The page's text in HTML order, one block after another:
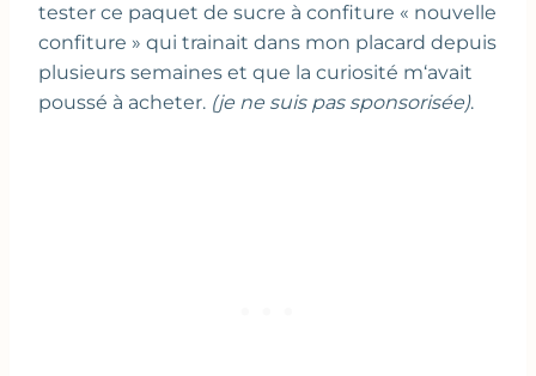
tester ce paquet de sucre à confiture « nouvelle
confiture » qui trainait dans mon placard depuis
plusieurs semaines et que la curiosité m‘avait
poussé à acheter. (je ne suis pas sponsorisée).